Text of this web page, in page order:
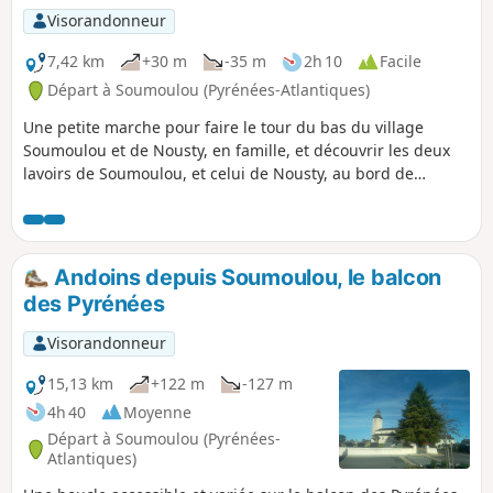
Visorandonneur
7,42 km
+30 m -35 m 2h 10
Facile
Départ à Soumoulou (Pyrénées-Atlantiques)
Une petite marche pour faire le tour du bas du village
Soumoulou et de Nousty, en famille, et découvrir les deux
lavoirs de Soumoulou, et celui de Nousty, au bord de
sans aucune difficulté.
Andoins depuis Soumoulou, le balcon
des Pyrénées
Visorandonneur
15,13 km
+122 m
-127 m
4h 40
Moyenne
Départ à Soumoulou (Pyrénées-
Atlantiques)